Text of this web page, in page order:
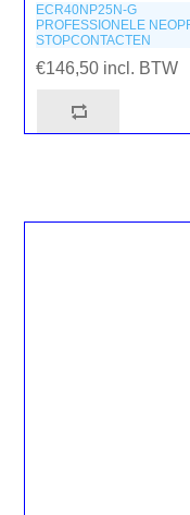
ECR40NP25N-G
PROFESSIONELE
STOPCONTACTEN
€146,50 incl. BTW